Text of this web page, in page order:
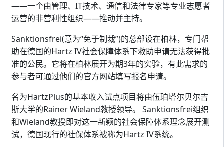
——一个由管理、IT技术、通信和法律专家等专业志愿者
运营的非营利性组织——推动并主持。
Sanktionsfrei(意为“免于制裁”)的总部设在柏林，专门帮
助在德国的Hartz IV社会保障体系下救助申请无法获得批
准的公民。它将在柏林展开为期3年的实验，有此需求的
参与者可通过他们的官方网站填写报名申请。
名为HartzPlus的基本收入试点项目将由伍珀塔尔贝尔吉
斯大学的Rainer Wieland教授领导。 Sanktionsfrei组织
和Wieland教授即对这一新颖的社会保障体系理念展开测
试，德国现行的社保体系被称为Hartz IV系统。